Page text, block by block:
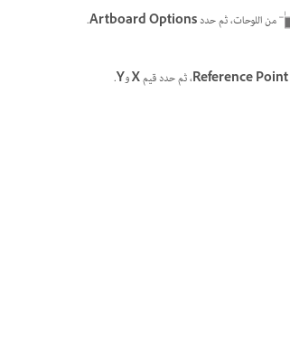
من اللوحات، ثم حددArtboard Options
.
Reference Point، ثم حدد قيمXوY
.